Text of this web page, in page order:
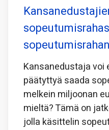
Kansanedustaja voi
päätyttyä saada
melkein miljoonan
mieltä? Tämä on
jolla käsittelin